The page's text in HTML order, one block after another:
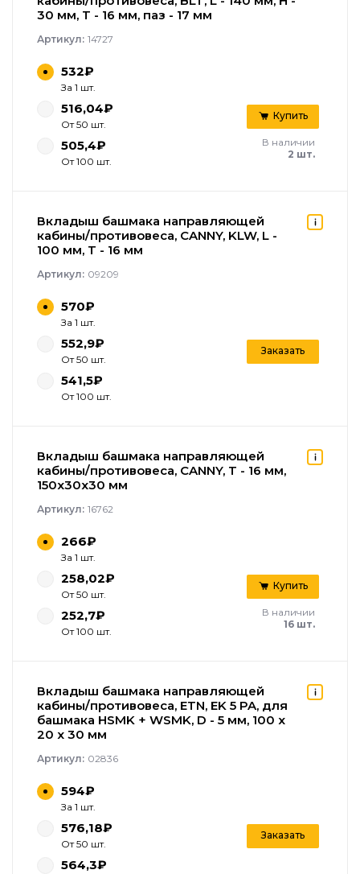
30 мм, T - 16 мм, паз - 17 мм
Артикул: 14727
В наличии
2 шт.
532₽
За 1 шт.
516,04₽
От 50 шт.
505,4₽
От 100 шт.
Купить
Вкладыш башмака направляющей
кабины/противовеса, CANNY, KLW, L -
100 мм, T - 16 мм
Артикул: 09209
570₽
За 1 шт.
552,9₽
От 50 шт.
541,5₽
От 100 шт.
Заказать
Вкладыш башмака направляющей
кабины/противовеса, CANNY, T - 16 мм,
150x30x30 мм
Артикул: 16762
В наличии
16 шт.
266₽
За 1 шт.
258,02₽
От 50 шт.
252,7₽
От 100 шт.
Купить
Вкладыш башмака направляющей
кабины/противовеса, ETN, EK 5 PA, для
башмака HSMK + WSMK, D - 5 мм, 100 x
20 x 30 мм
Артикул: 02836
594₽
За 1 шт.
576,18₽
От 50 шт.
564,3₽
Заказать